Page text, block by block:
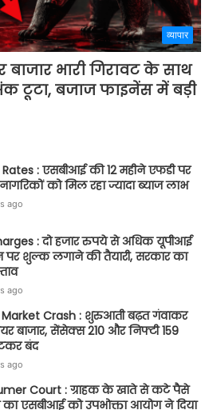
व्यापार
बाजार भारी गिरावट के साथ
टूटा, बजाज फाइनेंस में बड़ी
Rates : एसबीआई की 12 महीने एफडी पर
को मिल रहा ज्यादा ब्याज लाभ
ago
: दो हजार रुपये से अधिक यूपीआई
पर शुल्क लगाने की तैयारी, सरकार का
ago
Crash : शुरुआती बढ़त गंवाकर
बाजार, सेंसेक्स 210 और निफ्टी 159
बंद
ago
Court : ग्राहक के खाते से कटे पैसे
का एसबीआई को उपभोक्ता आयोग ने दिया